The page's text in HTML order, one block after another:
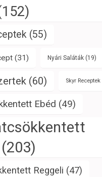
(55)
(31) Nyári Saláták (19)
(60) Skyr Receptek
Ebéd (49)
(203)
Reggeli (47)